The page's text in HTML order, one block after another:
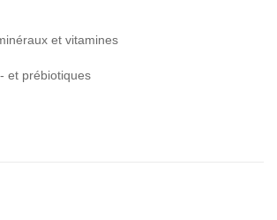
et vitamines
et prébiotiques